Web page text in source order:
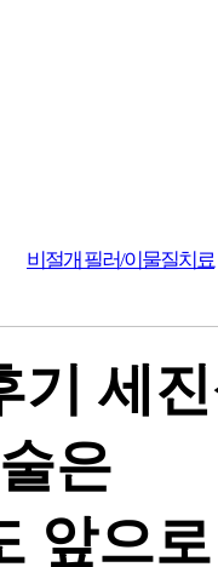
비절개 필러/이물질치료
기 세
은
앞으